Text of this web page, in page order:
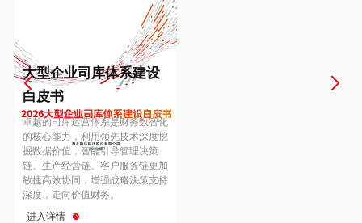
Europe
Hungary
Hong Kong
大型企业司库体系建设
白皮书
卓越的司库运营体系是财务数智化
的核心能力，利用领先技术深度挖
掘数据价值，智能引导管理决策
链、生产经营链、客户服务链更加
敏捷高效协同，增强战略決策支持
深度，走向价值财务。
进入详情